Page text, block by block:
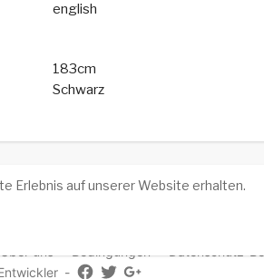
Erlebnis auf unserer Website erhalten.
english
183cm
Schwarz
Datenschutz-
-